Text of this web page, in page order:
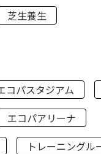
芝生養生
コパスタジアム
エコパアリーナ
トレーニングル